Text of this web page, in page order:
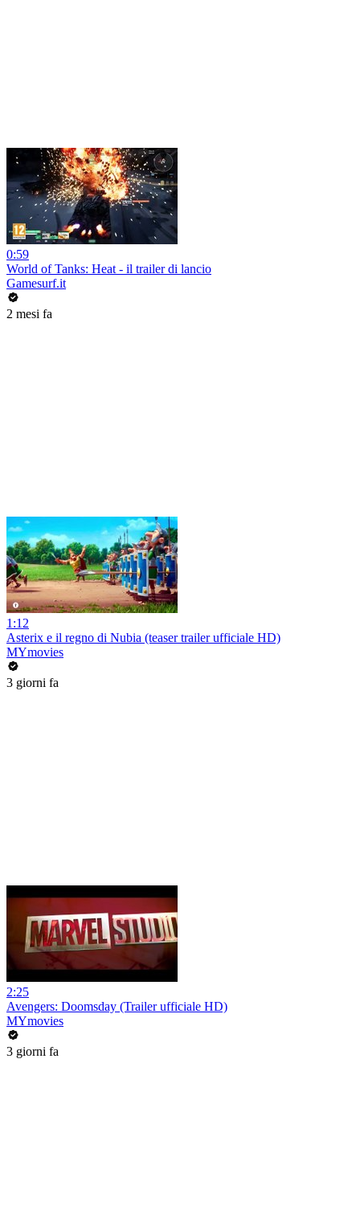
0:59
World of Tanks: Heat - il trailer di lancio
Gamesurf.it
2 mesi fa
1:12
Asterix e il regno di Nubia (teaser trailer ufficiale HD)
MYmovies
3 giorni fa
2:25
Avengers: Doomsday (Trailer ufficiale HD)
MYmovies
3 giorni fa